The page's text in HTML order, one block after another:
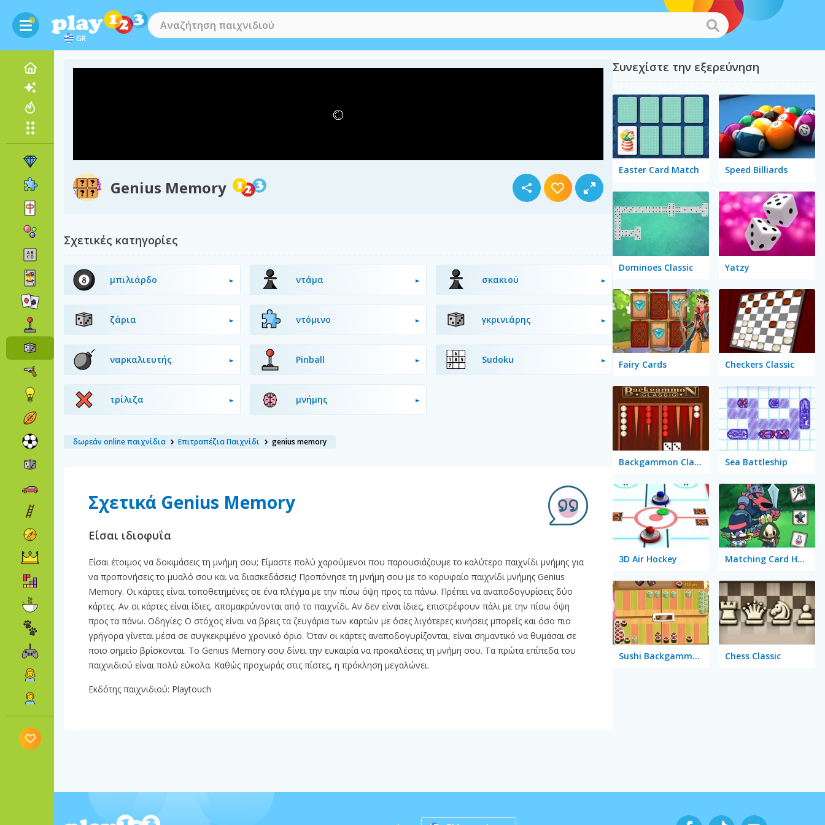
GR
Genius Memory
Σχετικές κατηγορίες
μπιλιάρδο ντάμα σκακιού
ζάρια ντόμινο γκρινιάρης
ναρκαλιευτής Pinball Sudoku
τρίλιζα μνήμης
δωρεάν online παιχνίδια Επιτραπέζια Παιχνίδι genius memory
Σχετικά Genius Memory
Είσαι ιδιοφυΐα
Είσαι έτοιμος να δοκιμάσεις τη μνήμη σου; Είμαστε πολύ χαρούμενοι που παρουσιάζουμε το καλύτερο παιχνίδι μνήμης για
να προπονήσεις το μυαλό σου και να διασκεδάσεις! Προπόνησε τη μνήμη σου με το κορυφαίο παιχνίδι μνήμης Genius
Memory. Οι κάρτες είναι τοποθετημένες σε ένα πλέγμα με την πίσω όψη προς τα πάνω. Πρέπει να αναποδογυρίσεις δύο
κάρτες. Αν οι κάρτες είναι ίδιες, απομακρύνονται από το παιχνίδι. Αν δεν είναι ίδιες, επιστρέφουν πάλι με την πίσω όψη
προς τα πάνω. Οδηγίες: Ο στόχος είναι να βρεις τα ζευγάρια των καρτών με όσες λιγότερες κινήσεις μπορείς και όσο πιο
γρήγορα γίνεται μέσα σε συγκεκριμένο χρονικό όριο. Όταν οι κάρτες αναποδογυρίζονται, είναι σημαντικό να θυμάσαι σε
ποιο σημείο βρίσκονται. Το Genius Memory σου δίνει την ευκαιρία να προκαλέσεις τη μνήμη σου. Τα πρώτα επίπεδα του
παιχνιδιού είναι πολύ εύκολα. Καθώς προχωράς στις πίστες, η πρόκληση μεγαλώνει.
Εκδότης παιχνιδιού: Playtouch
Συνεχίστε την εξερεύνηση
Easter Card Match Speed Billiards
Dominoes Classic Yatzy
Fairy Cards Checkers Classic
Backgammon Classic Sea Battleship
3D Air Hockey Matching Card Heroes
Sushi Backgammon Chess Classic